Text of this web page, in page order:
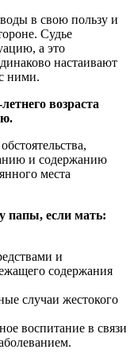
в свою пользу и
Судье
а это
настаивают
ними.
возраста
и содержанию
места
папы, если мать:
и
содержания
случаи жестокого
воспитание в связи